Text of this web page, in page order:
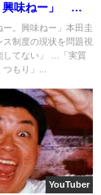
興味ねー」 指
制度の現状に
能してない」
ー。興味ねー」本田圭
制度の現状を問題視
してない」 …「実質
もり」...
YouTuber